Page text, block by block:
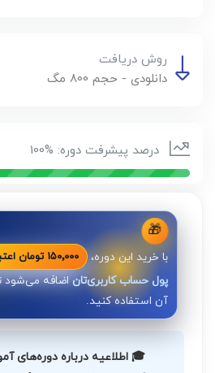
روش دریافت
دانلودی - حجم 800 مگ
درصد پیشرفت دوره: %100
🎁
با خرید این دوره، ۱۵۰٬۰۰۰ تومان اعتبار هدیه
پول حساب کاربری‌تاناضافه می‌شود
آن استفاده کنید.
🎓 اطلاعیه درباره دوره‌های